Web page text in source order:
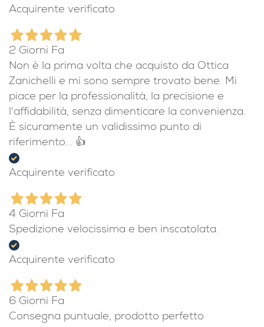
Acquirente verificato
2 Giorni Fa
Non è la prima volta che acquisto da Ottica
Zanichelli e mi sono sempre trovato bene. Mi
piace per la professionalità, la precisione e
l'affidabilità, senza dimenticare la convenienza.
È sicuramente un validissimo punto di
riferimento... 👍
Acquirente verificato
4 Giorni Fa
Spedizione velocissima e ben inscatolata.
Acquirente verificato
6 Giorni Fa
Consegna puntuale, prodotto perfetto